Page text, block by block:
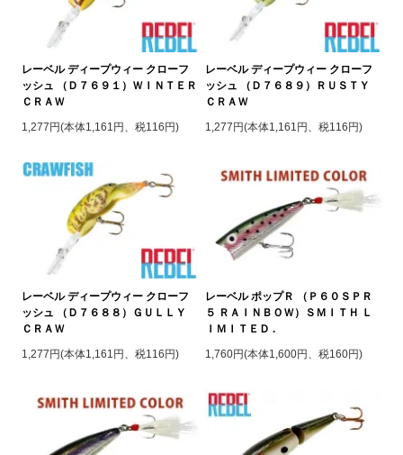
レーベル ディープウィー クローフ
ッシュ （Ｄ７６９１）ＷＩＮＴＥＲ
ＣＲＡＷ
1,277円(本体1,161円、税116円)
レーベル ディープウィー クローフ
ッシュ （Ｄ７６８９）ＲＵＳＴＹ
ＣＲＡＷ
1,277円(本体1,161円、税116円)
レーベル ディープウィー クローフ
ッシュ （Ｄ７６８８）ＧＵＬＬＹ
ＣＲＡＷ
1,277円(本体1,161円、税116円)
レーベル ポップＲ （Ｐ６０ＳＰＲ
５ ＲＡＩＮＢＯＷ）ＳＭＩＴＨ Ｌ
ＩＭＩＴＥＤ .
1,760円(本体1,600円、税160円)